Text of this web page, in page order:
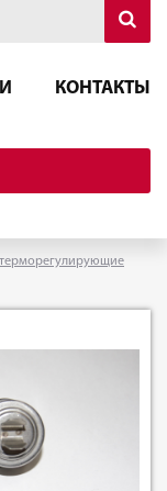
КОНТАКТЫ